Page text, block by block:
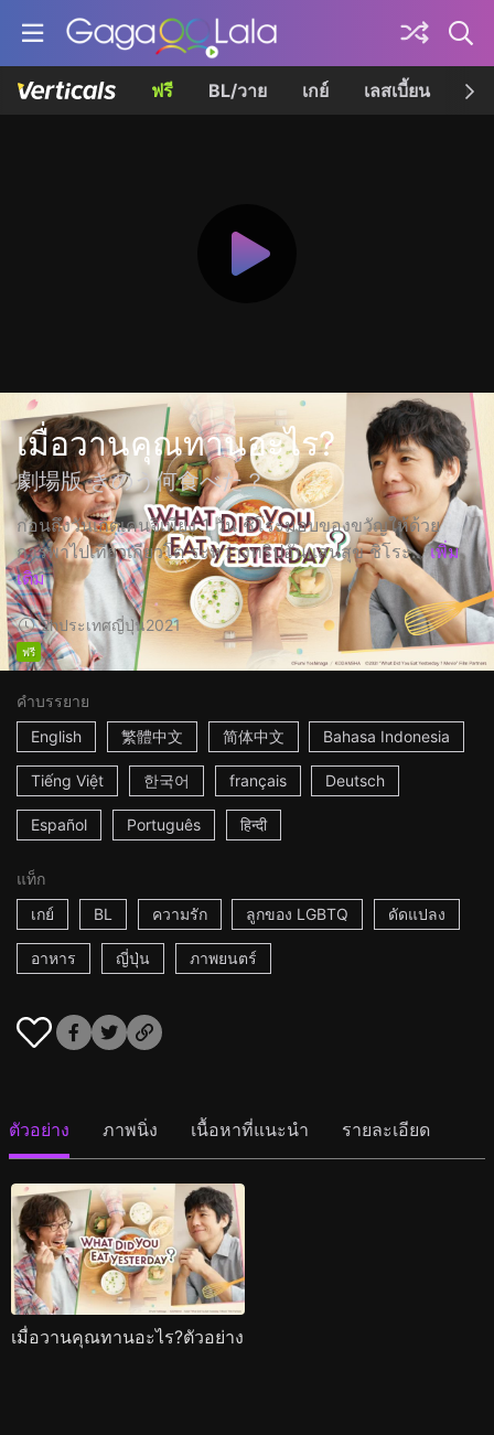
ฟรี BL/วาย เกย์ เลสเบี้ยน เค
เมื่อวานคุณทานอะไร?
劇場版 きのう何食べた？
ก่อนถึงวันเกิดเคนจิเพียง 1 วัน ชิโระมอบของขวัญให้ด้วย
การพาไปเที่ยวเกียวโต ระหว่างทริปอันแสนสุข ชิโระ... เพิ่ม
เติม
2hประเทศญี่ปุ่น2021
ฟรี
คำบรรยาย
English
繁體中文 简体中文 Bahasa Indonesia
Tiếng Việt 한국어 français Deutsch
Español Português हिन्दी
แท็ก
เกย์
BL ความรัก ลูกของ LGBTQ ดัดแปลง
อาหาร ญี่ปุ่น ภาพยนตร์
ตัวอย่าง ภาพนิ่ง เนื้อหาที่แนะนำ รายละเอียด
เมื่อวานคุณทานอะไร?ตัวอย่าง